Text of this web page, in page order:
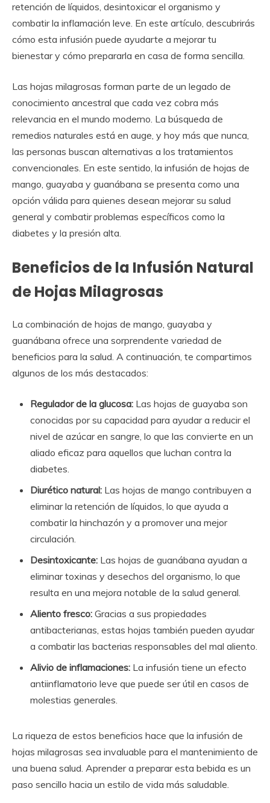
retención de líquidos, desintoxicar el organismo y
combatir la inflamación leve. En este artículo, descubrirás
cómo esta infusión puede ayudarte a mejorar tu
bienestar y cómo prepararla en casa de forma sencilla.
Las hojas milagrosas forman parte de un legado de
conocimiento ancestral que cada vez cobra más
relevancia en el mundo moderno. La búsqueda de
remedios naturales está en auge, y hoy más que nunca,
las personas buscan alternativas a los tratamientos
convencionales. En este sentido, la infusión de hojas de
mango, guayaba y guanábana se presenta como una
opción válida para quienes desean mejorar su salud
general y combatir problemas específicos como la
diabetes y la presión alta.
Beneficios de la Infusión Natural
de Hojas Milagrosas
La combinación de hojas de mango, guayaba y
guanábana ofrece una sorprendente variedad de
beneficios para la salud. A continuación, te compartimos
algunos de los más destacados:
Regulador de la glucosa: Las hojas de guayaba son
conocidas por su capacidad para ayudar a reducir el
nivel de azúcar en sangre, lo que las convierte en un
aliado eficaz para aquellos que luchan contra la
diabetes.
Diurético natural: Las hojas de mango contribuyen a
eliminar la retención de líquidos, lo que ayuda a
combatir la hinchazón y a promover una mejor
circulación.
Desintoxicante: Las hojas de guanábana ayudan a
eliminar toxinas y desechos del organismo, lo que
resulta en una mejora notable de la salud general.
Aliento fresco: Gracias a sus propiedades
antibacterianas, estas hojas también pueden ayudar
a combatir las bacterias responsables del mal aliento.
Alivio de inflamaciones: La infusión tiene un efecto
antiinflamatorio leve que puede ser útil en casos de
molestias generales.
La riqueza de estos beneficios hace que la infusión de
hojas milagrosas sea invaluable para el mantenimiento de
una buena salud. Aprender a preparar esta bebida es un
paso sencillo hacia un estilo de vida más saludable.